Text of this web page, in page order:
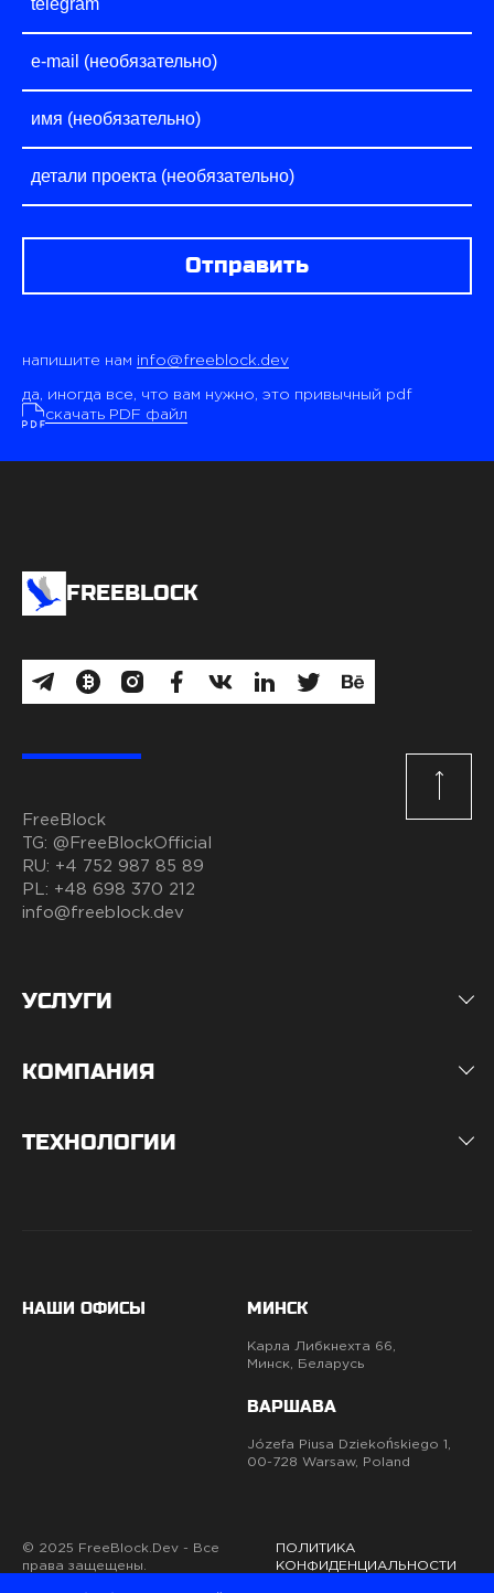
Отправить
напишите нам info@freeblock.dev
да, иногда все, что вам нужно, это привычный pdf
скачать PDF файл
FREEBLOCK
FreeBlock
TG: @FreeBlockOfficial
RU: +4 752 987 85 89
PL: +48 698 370 212
info@freeblock.dev
УСЛУГИ
КОМПАНИЯ
ТЕХНОЛОГИИ
НАШИ ОФИСЫ МИНСК
Карла Либкнехта 66,
Минск, Беларусь
ВАРШАВА
Józefa Piusa Dziekońskiego 1,
00-728 Warsaw, Poland
© 2025 FreeBlock.Dev - Все
права защещены.
ПОЛИТИКА
КОНФИДЕНЦИАЛЬНОСТИ